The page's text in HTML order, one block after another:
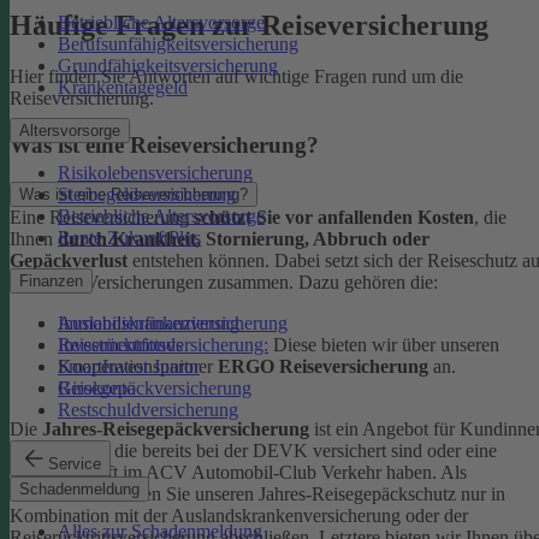
Betriebliche Altersvorsorge
Berufsunfähigkeitsversicherung
Grundfähigkeitsversicherung
Krankentagegeld
Altersvorsorge
Risikolebensversicherung
Sterbegeldversicherung
Betriebliche Altersvorsorge
Rente ZukunftPlus
Finanzen
Immobilienfinanzierung
Investmentfonds
SmartInvest Junior
Girokonto
Restschuldversicherung
Service
Schadenmeldung
Alles zur Schadenmeldung
Häufige Fragen zur Reiseversicherung
Hier finden Sie Antworten auf wichtige Fragen rund um die
Reiseversicherung.
Was ist eine Reiseversicherung?
Was ist eine Reiseversicherung?
Eine Reiseversicherungschützt Sie vor anfallenden Kosten, die
Ihnen durch Krankheit, Stornierung, Abbruch oder
Gepäckverlust entstehen können. Dabei setzt sich der Reiseschutz
mehreren Versicherungen zusammen. Dazu gehören die:
Auslandskrankenversicherung
Reiserücktrittsversicherung: Diese bieten wir über unseren
Kooperationspartner ERGO Reiseversicherung an.
Reisegepäckversicherung
Die Jahres-Reisegepäckversicherung ist ein Angebot für
und Kunden, die bereits bei der DEVK versichert sind oder eine
Mitgliedschaft im ACV Automobil-Club Verkehr haben. Als
Neukund:in können Sie unseren Jahres-Reisegepäckschutz nur in
Kombination mit der Auslandskrankenversicherung oder der